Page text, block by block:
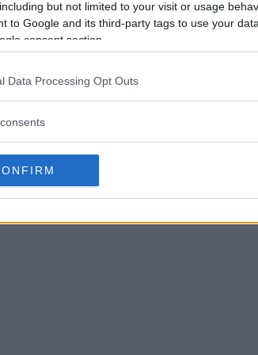
but not limited to your visit or usage
to Google and its third-party tags to use your
consent section.
Data Processing Opt Outs
om att välja objektiv